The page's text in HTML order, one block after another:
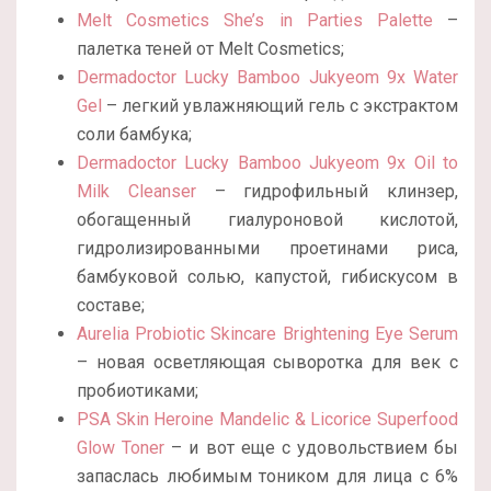
Melt Cosmetics She’s in Parties Palette –
палетка теней от Melt Cosmetics;
Dermadoctor Lucky Bamboo Jukyeom 9x Water
Gel – легкий увлажняющий гель с экстрактом
соли бамбука;
Dermadoctor Lucky Bamboo Jukyeom 9x Oil to
Milk Cleanser– гидрофильный клинзер,
обогащенный гиалуроновой кислотой,
гидролизированными проетинами риса,
бамбуковой солью, капустой, гибискусом в
составе;
Aurelia Probiotic Skincare Brightening Eye Serum
– новая осветляющая сыворотка для век с
пробиотиками;
PSA Skin Heroine Mandelic & Licorice Superfood
Glow Toner – и вот еще с удовольствием бы
запаслась любимым тоником для лица с 6%